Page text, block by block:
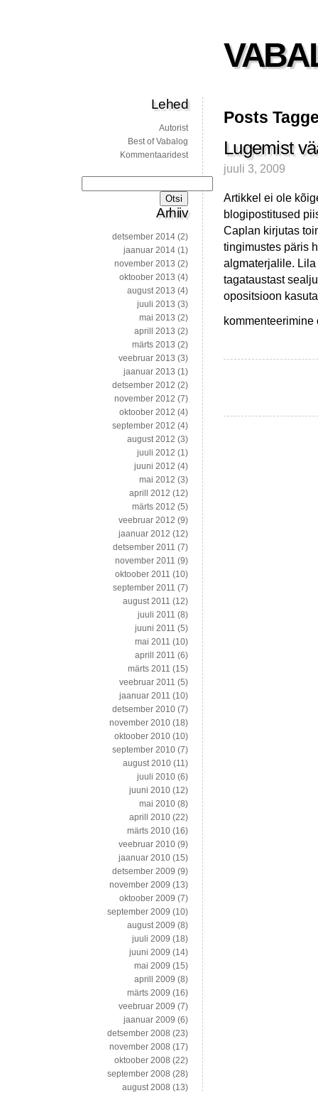
Posts
Lugemist
juuli 3, 2009
Artikkel ei ole
blogipostitused
Caplan kirjutas
tingimustes päris
algmaterjalile.
tagataustast
opositsioon
Lugemist
blogosfäärist
Lehed
Autorist
Best of Vabalog
Kommentaaridest
Arhiiv
detsember 2014 (2)
jaanuar 2014 (1)
november 2013 (2)
oktoober 2013 (4)
august 2013 (4)
juuli 2013 (3)
mai 2013 (2)
aprill 2013 (2)
märts 2013 (2)
veebruar 2013 (3)
jaanuar 2013 (1)
detsember 2012 (2)
november 2012 (7)
oktoober 2012 (4)
september 2012 (4)
august 2012 (3)
juuli 2012 (1)
juuni 2012 (4)
mai 2012 (3)
aprill 2012 (12)
märts 2012 (5)
veebruar 2012 (9)
jaanuar 2012 (12)
detsember 2011 (7)
november 2011 (9)
oktoober 2011 (10)
september 2011 (7)
august 2011 (12)
juuli 2011 (8)
juuni 2011 (5)
mai 2011 (10)
aprill 2011 (6)
märts 2011 (15)
veebruar 2011 (5)
jaanuar 2011 (10)
detsember 2010 (7)
november 2010 (18)
oktoober 2010 (10)
september 2010 (7)
august 2010 (11)
juuli 2010 (6)
juuni 2010 (12)
mai 2010 (8)
aprill 2010 (22)
märts 2010 (16)
veebruar 2010 (9)
jaanuar 2010 (15)
detsember 2009 (9)
november 2009 (13)
oktoober 2009 (7)
september 2009 (10)
august 2009 (8)
juuli 2009 (18)
juuni 2009 (14)
mai 2009 (15)
aprill 2009 (8)
märts 2009 (16)
veebruar 2009 (7)
jaanuar 2009 (6)
detsember 2008 (23)
november 2008 (17)
oktoober 2008 (22)
september 2008 (28)
august 2008 (13)